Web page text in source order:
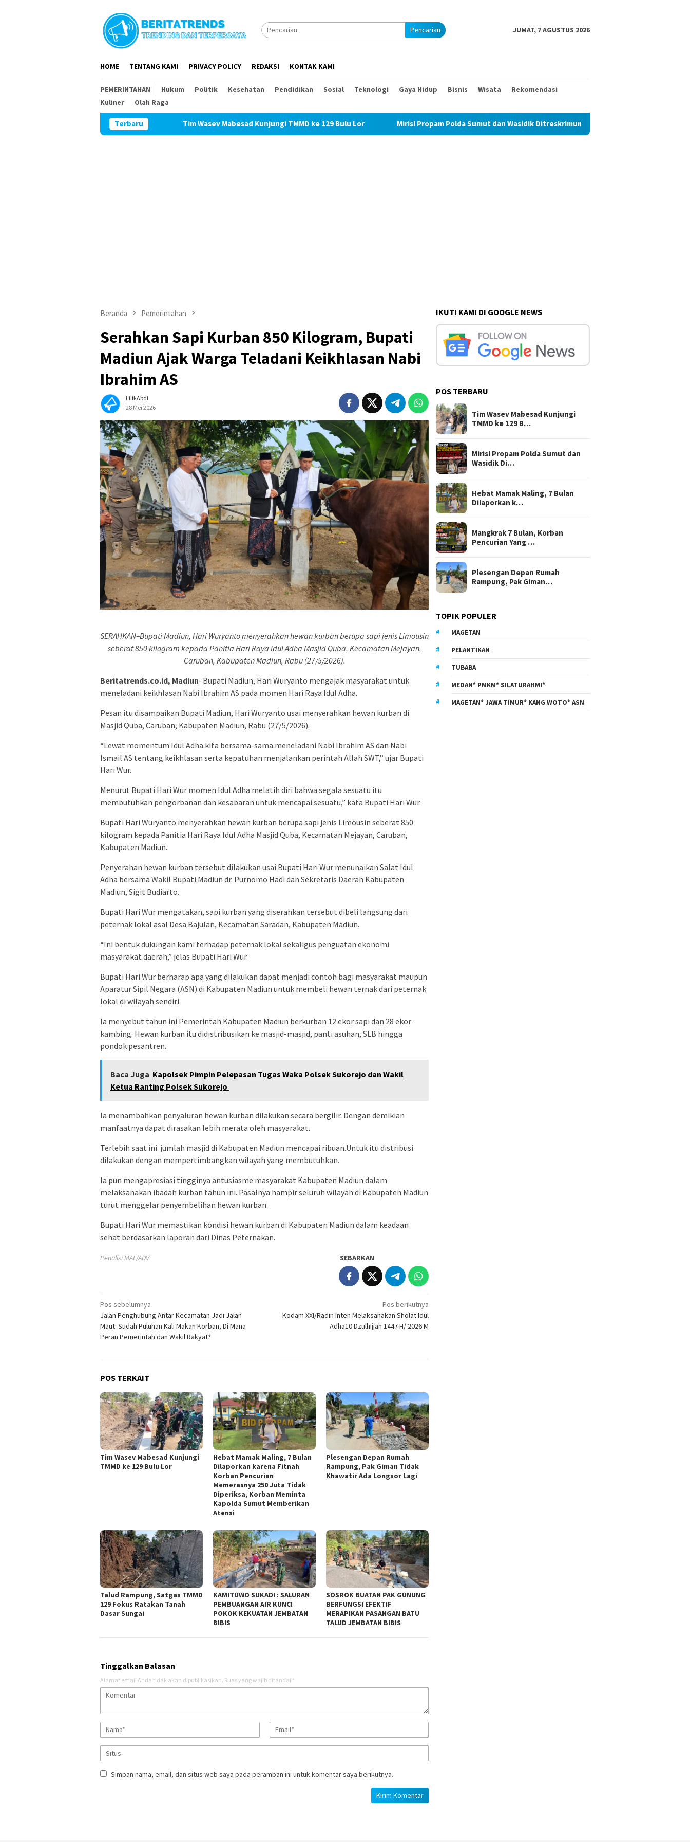
Pencarian JUMAT, 7 AGUSTUS 2026
HOME TENTANG KAMI PRIVACY POLICY REDAKSI KONTAK KAMI
PEMERINTAHAN Hukum Politik Kesehatan Pendidikan Sosial Teknologi Gaya Hidup Bisnis Wisata
Rekomendasi
Kuliner
Olah Raga
Terbaru
Tim Wasev Mabesad Kunjungi TMMD ke 129 Bulu Lor Miris! Propam Polda Sumut dan Wasidik Ditreskrimum Diduga Permainkan Masyarakat Kecil Yang
Beranda Pemerintahan
Serahkan Sapi Kurban 850 Kilogram, Bupati
Madiun Ajak Warga Teladani Keikhlasan Nabi
Ibrahim AS
LilikAbdi
28 Mei 2026
SERAHKAN–Bupati Madiun, Hari Wuryanto menyerahkan hewan kurban berupa sapi jenis Limousin
seberat 850 kilogram kepada Panitia Hari Raya Idul Adha Masjid Quba, Kecamatan Mejayan,
Caruban, Kabupaten Madiun, Rabu (27/5/2026).
Beritatrends.co.id, Madiun–Bupati Madiun, Hari Wuryanto mengajak masyarakat untuk
meneladani keikhlasan Nabi Ibrahim AS pada momen Hari Raya Idul Adha.
Pesan itu disampaikan Bupati Madiun, Hari Wuryanto usai menyerahkan hewan kurban di
Masjid Quba, Caruban, Kabupaten Madiun, Rabu (27/5/2026).
“Lewat momentum Idul Adha kita bersama-sama meneladani Nabi Ibrahim AS dan Nabi
Ismail AS tentang keikhlasan serta kepatuhan menjalankan perintah Allah SWT,” ujar Bupati
Hari Wur.
Menurut Bupati Hari Wur momen Idul Adha melatih diri bahwa segala sesuatu itu
membutuhkan pengorbanan dan kesabaran untuk mencapai sesuatu,” kata Bupati Hari Wur.
Bupati Hari Wuryanto menyerahkan hewan kurban berupa sapi jenis Limousin seberat 850
kilogram kepada Panitia Hari Raya Idul Adha Masjid Quba, Kecamatan Mejayan, Caruban,
Kabupaten Madiun.
Penyerahan hewan kurban tersebut dilakukan usai Bupati Hari Wur menunaikan Salat Idul
Adha bersama Wakil Bupati Madiun dr. Purnomo Hadi dan Sekretaris Daerah Kabupaten
Madiun, Sigit Budiarto.
Bupati Hari Wur mengatakan, sapi kurban yang diserahkan tersebut dibeli langsung dari
peternak lokal asal Desa Bajulan, Kecamatan Saradan, Kabupaten Madiun.
“Ini bentuk dukungan kami terhadap peternak lokal sekaligus penguatan ekonomi
masyarakat daerah,” jelas Bupati Hari Wur.
Bupati Hari Wur berharap apa yang dilakukan dapat menjadi contoh bagi masyarakat maupun
Aparatur Sipil Negara (ASN) di Kabupaten Madiun untuk membeli hewan ternak dari peternak
lokal di wilayah sendiri.
Ia menyebut tahun ini Pemerintah Kabupaten Madiun berkurban 12 ekor sapi dan 28 ekor
kambing. Hewan kurban itu didistribusikan ke masjid-masjid, panti asuhan, SLB hingga
pondok pesantren.
Baca Juga Kapolsek Pimpin Pelepasan Tugas Waka Polsek Sukorejo dan Wakil
Ketua Ranting Polsek Sukorejo
Ia menambahkan penyaluran hewan kurban dilakukan secara bergilir. Dengan demikian
manfaatnya dapat dirasakan lebih merata oleh masyarakat.
Terlebih saat ini jumlah masjid di Kabupaten Madiun mencapai ribuan.Untuk itu distribusi
dilakukan dengan mempertimbangkan wilayah yang membutuhkan.
Ia pun mengapresiasi tingginya antusiasme masyarakat Kabupaten Madiun dalam
melaksanakan ibadah kurban tahun ini. Pasalnya hampir seluruh wilayah di Kabupaten Madiun
turut menggelar penyembelihan hewan kurban.
Bupati Hari Wur memastikan kondisi hewan kurban di Kabupaten Madiun dalam keadaan
sehat berdasarkan laporan dari Dinas Peternakan.
Penulis: MAL/ADV SEBARKAN
Navigasi
pos
Pos sebelumnya
Jalan Penghubung Antar Kecamatan Jadi Jalan
Maut: Sudah Puluhan Kali Makan Korban, Di Mana
Peran Pemerintah dan Wakil Rakyat?
Pos berikutnya
Kodam XXI/Radin Inten Melaksanakan Sholat Idul
Adha10 Dzulhijjah 1447 H/ 2026 M
POS TERKAIT
Tim Wasev Mabesad Kunjungi
TMMD ke 129 Bulu Lor
Hebat Mamak Maling, 7 Bulan
Dilaporkan karena Fitnah
Korban Pencurian
Memerasnya 250 Juta Tidak
Diperiksa, Korban Meminta
Kapolda Sumut Memberikan
Atensi
Plesengan Depan Rumah
Rampung, Pak Giman Tidak
Khawatir Ada Longsor Lagi
Talud Rampung, Satgas TMMD
129 Fokus Ratakan Tanah
Dasar Sungai
KAMITUWO SUKADI : SALURAN
PEMBUANGAN AIR KUNCI
POKOK KEKUATAN JEMBATAN
BIBIS
SOSROK BUATAN PAK GUNUNG
BERFUNGSI EFEKTIF
MERAPIKAN PASANGAN BATU
TALUD JEMBATAN BIBIS
Tinggalkan Balasan
Alamat email Anda tidak akan dipublikasikan. Ruas yang wajib ditandai *
Simpan nama, email, dan situs web saya pada peramban ini untuk komentar saya berikutnya.
IKUTI KAMI DI GOOGLE NEWS
POS TERBARU
Tim Wasev Mabesad Kunjungi
TMMD ke 129 B…
Miris! Propam Polda Sumut dan
Wasidik Di…
Hebat Mamak Maling, 7 Bulan
Dilaporkan k…
Mangkrak 7 Bulan, Korban
Pencurian Yang …
Plesengan Depan Rumah
Rampung, Pak Giman…
TOPIK POPULER
MAGETAN
PELANTIKAN
TUBABA
MEDAN* PMKM* SILATURAHMI*
MAGETAN* JAWA TIMUR* KANG WOTO* ASN